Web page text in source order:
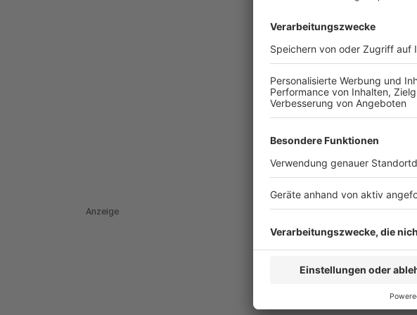
Auf
Brücke
Anzeige
Anzeige